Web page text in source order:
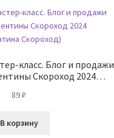
класс. Блог и продажи
Скороход 2024
89₽
В корзину